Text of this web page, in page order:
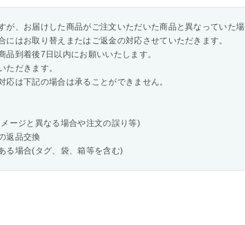
が、お届けした商品がご注文いただいた商品と異なっていた場
はお取り替えまたはご返金の対応させていただきます。
到着後7日以内にお願いいたします。
ただきます。
は下記の場合は承ることができません。
ージと異なる場合や注文の誤り等)
返品交換
る場合(タグ、袋、箱等を含む)